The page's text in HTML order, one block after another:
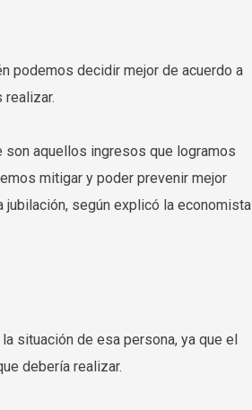
podemos decidir mejor de acuerdo a
aquellos ingresos que logramos
mitigar y poder prevenir mejor
según explicó la economista
situación de esa persona, ya que el
debería realizar.